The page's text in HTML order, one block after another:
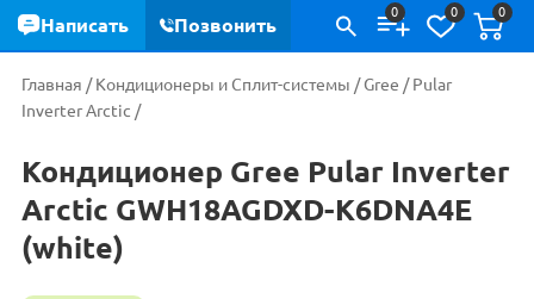
0 0 0
Главная /Кондиционеры и Сплит-системы /Gree /Pular
Inverter Arctic /
Кондиционер Gree Pular Inverter
Arctic GWH18AGDXD-K6DNA4E
(white)
Написать Позвонить